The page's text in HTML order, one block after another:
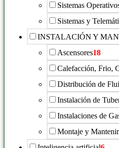
Sistemas
Sistemas y
INSTALACIÓN Y
Ascensores18
Calefacción, Frio,
Distribución de
Instalación de
Instalaciones de
Montaje y